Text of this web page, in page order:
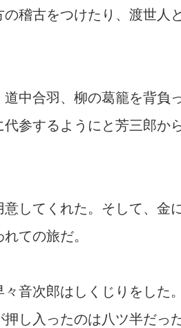
稽古をつけたり、渡世人
中合羽、柳の葛籠を背負
代参するようにと芳三郎か
してくれた。そして、金
ての旅だ。
音次郎はしくじりをした
し入ったのは八ツ半だった